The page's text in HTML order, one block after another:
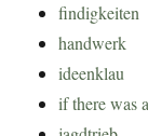
findigkeiten
handwerk
ideenklau
if there was